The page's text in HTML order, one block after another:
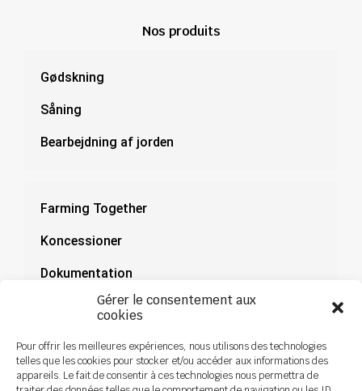
Gérer le consentement aux
cookies
Pour offrir les meilleures expériences, nous utilisons des technologies
telles que les cookies pour stocker et/ou accéder aux informations des
appareils. Le fait de consentir à ces technologies nous permettra de
Nos produits
Gødskning
Såning
Bearbejdning af jorden
Farming Together
Koncessioner
Dokumentation